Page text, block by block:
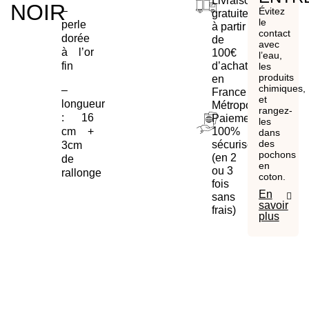
NOIR–
perle
dorée
à l’or
fin
–
longueur
: 16
cm +
3cm
de
rallonge
gratuite
à partir
de
100€
d’achat
en
France
Métropolitaine
Paiement
100%
sécurisé
(en 2
ou 3
fois
sans
frais)
Évitez
le
contact
avec
l’eau,
les
produits
chimiques,
et
rangez-
les
dans
des
pochons
en
coton.
En
savoir
plus